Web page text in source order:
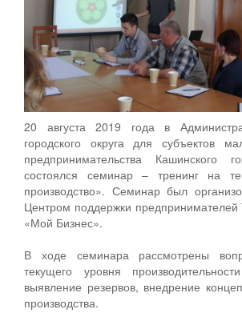
20 августа 2019 года в
городского округа для субъектов
предпринимательства Кашинского
состоялся семинар – тренинг на
производство». Семинар был
Центром поддержки предпринимателей
«Мой Бизнес».
В ходе семинара рассмотрены
текущего уровня
выявление резервов, внедрение
производства.